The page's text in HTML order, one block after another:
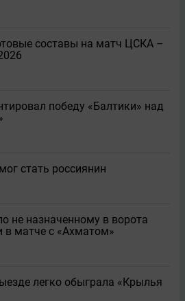
составы на матч ЦСКА –
победу «Балтики» над
стать россиянин
не назначенному в ворота
в матче с «Ахматом»
легко обыграла «Крылья